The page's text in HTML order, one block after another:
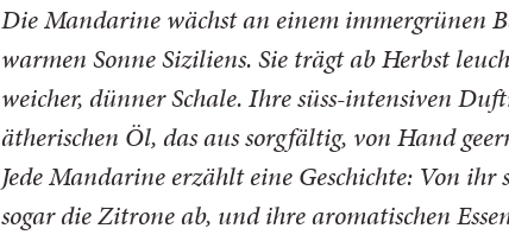
Die Mandarine wächst an einem immergrünen
warmen Sonne Siziliens. Sie trägt ab Herbst
weicher, dünner Schale. Ihre süss-intensiven
ätherischen Öl, das aus sorgfältig, von Hand
Jede Mandarine erzählt eine Geschichte: Von
sogar die Zitrone ab, und ihre aromatischen